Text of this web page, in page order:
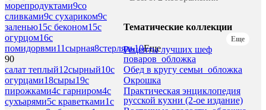
морепродуктами9со
сливками9с сухариком9с
заленью15с беконом15с
огурцом16с
помидорвми11сырная8стерлядь10Еще
90
салат теплый12сырный10с
огурцами18сыры19с
пирожками4с гарниром4с
сухъарями5с краветками1с
Тематические коллекции
Еще
Рецепты лучших шеф
поваров_обложка
Обед в кругу семьи_обложка
Окрошка
Практическая энциклопедия
русской кухни (2-ое издание)